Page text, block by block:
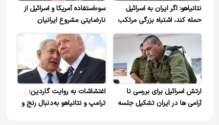
نتانیاهو: اگر ایران به اسرائیل
حمله کند، اشتباه بزرگی مرتکب
خواهد شد
سوءاستفاده آمریکا و اسرائیل از
نارضایتی مشروع ایرانیان
ارتش اسرائیل برای بررسی نا
آرامی ها در ایران تشکیل جلسه
اغتشاشات به روایت گاردین:
ترامپ و نتانیاهو به‌دنبال رنج و